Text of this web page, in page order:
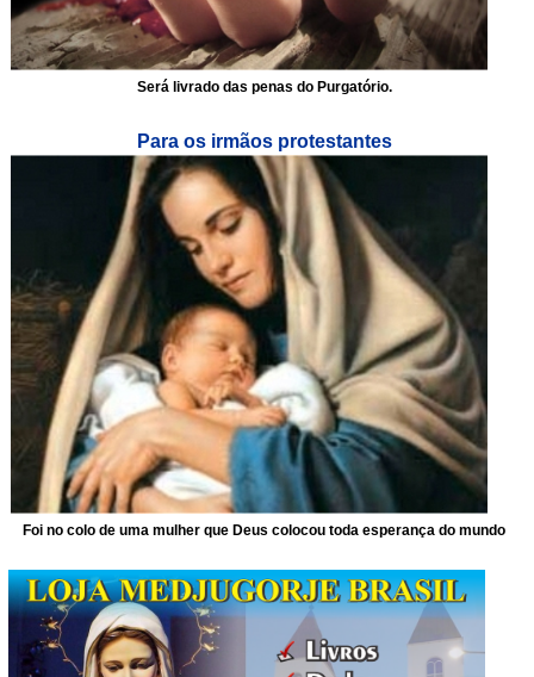
Será livrado das penas do Purgatório.
Para os irmãos protestantes
Foi no colo de uma mulher que Deus colocou toda esperança do mundo